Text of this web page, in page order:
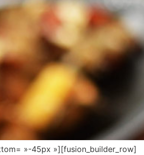
»-45px »][fusion_builder_row]